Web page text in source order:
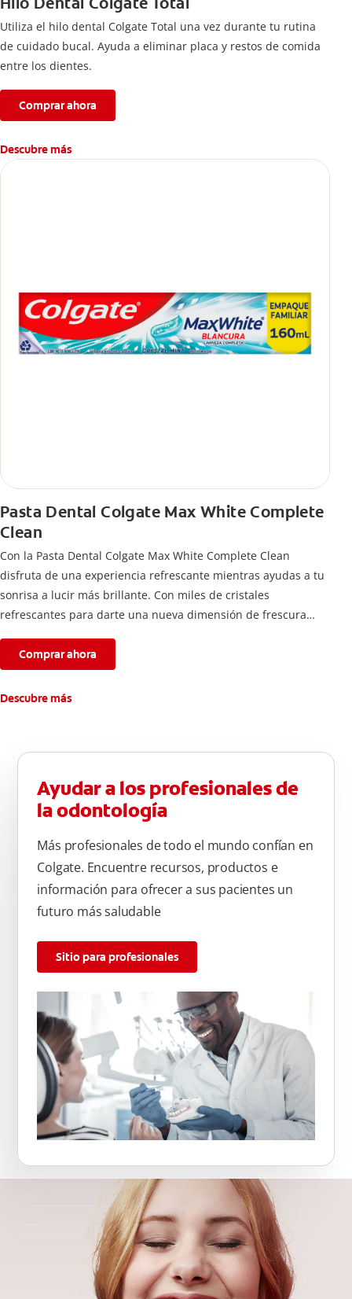
Utiliza el hilo dental Colgate Total una vez durante tu rutina
de cuidado bucal. Ayuda a eliminar placa y restos de comida
entre los dientes.
Comprar ahora
Descubre más
Pasta Dental Colgate Max White Complete
Clean
Con la Pasta Dental Colgate Max White Complete Clean
disfruta de una experiencia refrescante mientras ayudas a tu
sonrisa a lucir más brillante. Con miles de cristales
refrescantes para darte una nueva dimensión de frescura
Comprar ahora
Descubre más
Ayudar a los profesionales de
la odontología
Más profesionales de todo el mundo confían en
Colgate. Encuentre recursos, productos e
información para ofrecer a sus pacientes un
futuro más saludable
Sitio para profesionales